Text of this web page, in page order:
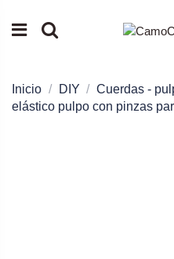
Inicio DIY Cuerdas -
elástico pulpo con pinzas